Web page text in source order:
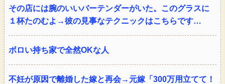
その店には腕のいいバーテンダーがいた。このグラスに
１杯たのむよ→彼の見事なテクニックはこちらです…
ボロい持ち家で全然OKな人
不妊が原因で離婚した嫁と再会→元嫁「300万用立てて！